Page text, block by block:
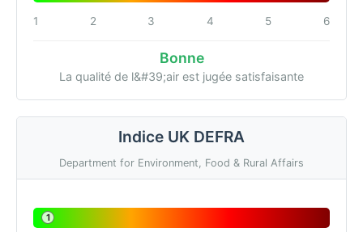
1 2 3 4 5 6
Bonne
La qualité de l&#39;air est jugée satisfaisante
Indice UK DEFRA
Department for Environment, Food & Rural Affairs
1